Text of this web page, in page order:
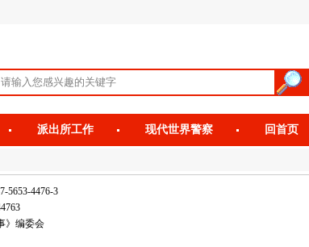
派出所工作 现代世界警察 回首页
5653-4476-3
》编委会